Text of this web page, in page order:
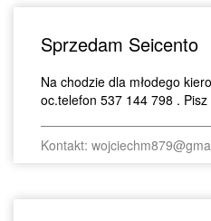
Sprzedam Seicento
Na chodzie dla młodego
oc.telefon 537 144 798 .
Kontakt: